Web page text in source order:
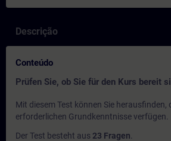
Descrição
Conteúdo
Prüfen Sie, ob Sie für den Kurs bereit
Mit diesem Test können Sie herausfinden,
erforderlichen Grundkenntnisse verfügen.
Der Test besteht aus 23 Fragen